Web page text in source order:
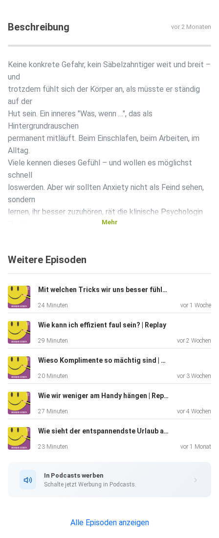
Beschreibung vor 2 Monaten
Keine konkrete Gefahr, kein Säbelzahntiger weit und breit –
und
trotzdem fühlt sich der Körper an, als müsste er ständig
auf der
Hut sein. Ein inneres "Was, wenn …", das als
Hintergrundrauschen
permanent mitläuft. Beim Einschlafen, beim Arbeiten, im
Alltag.
Viele kennen dieses Gefühl – und wollen es möglichst
schnell
loswerden. Aber wir sollten Anxiety nicht als Feind sehen,
sondern
lernen, ihr besser zuzuhören, rät die klinische Psychologin
mit dem Titel ihres kürzlich erschienenen Buches fordert:
über Anxiety reden!" Wir sprechen darüber, warum so viele
Menschen
dieses permanente Alarmgefühl kennen und warum der
Kampf gegen die
eigene Angst oft alles noch anstrengender macht.
Mehr
Weitere Episoden
Mit welchen Tricks wir uns besser fühlen | Replay
24 Minuten vor 1 Woche
Wie kann ich effizient faul sein? | Replay
29 Minuten vor 2 Wochen
Wieso Komplimente so mächtig sind | Replay
20 Minuten vor 3 Wochen
Wie wir weniger am Handy hängen | Replay
27 Minuten vor 4 Wochen
Wie sieht der entspannendste Urlaub aus? | Replay
23 Minuten vor 1 Monat
In Podcasts werben
Schalte jetzt Werbung in Podcasts.
Alle Episoden anzeigen